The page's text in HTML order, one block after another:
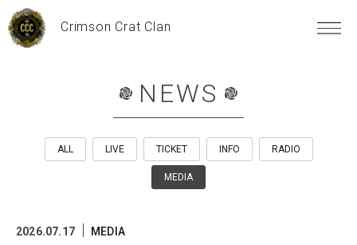
Crimson Crat Clan
NEWS
ALL LIVE TICKET INFO RADIO
MEDIA
2026.07.17 MEDIA